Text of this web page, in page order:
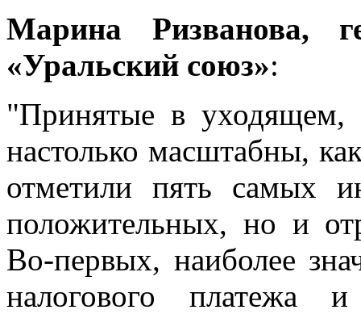
Марина Ризванова,
«Уральский союз»:
"Принятые в уходящем,
настолько масштабны,
отметили пять самых
положительных, но и
Во-первых, наиболее
налогового платежа